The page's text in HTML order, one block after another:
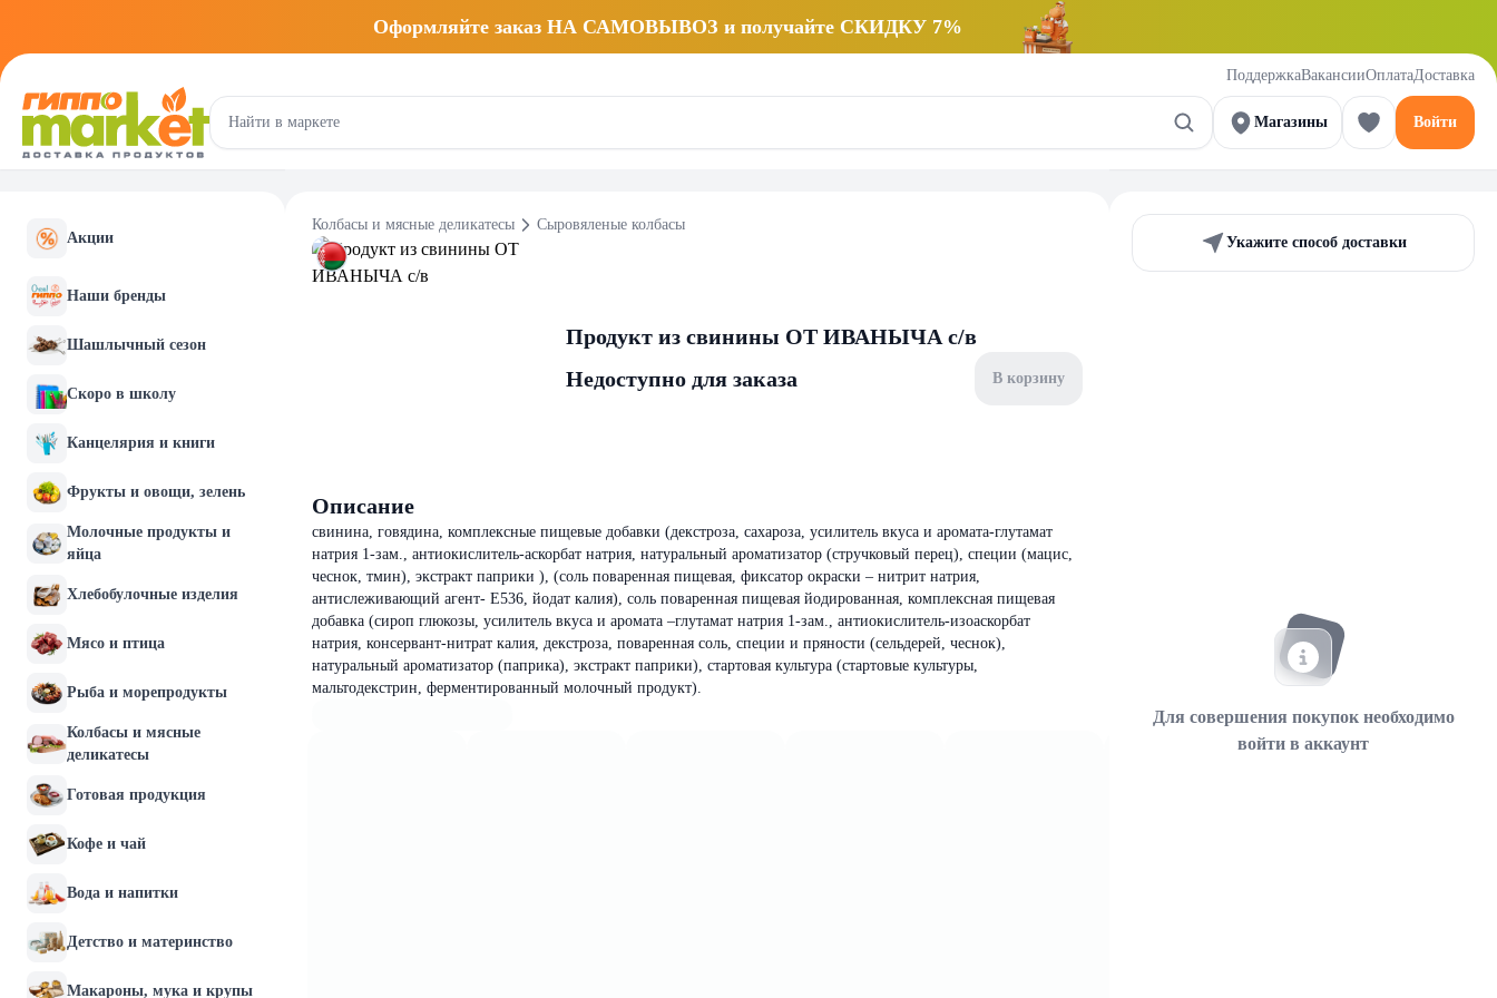
Оформляйте заказ НА САМОВЫВОЗ и получайте СКИДКУ 7%
ПоддержкаВакансииОплатаДоставка
Магазины Войти
Акции
Наши бренды
Шашлычный сезон
Скоро в школу
Канцелярия и книги
Фрукты и овощи, зелень
Молочные продукты и
яйца
Хлебобулочные изделия
Мясо и птица
Рыба и морепродукты
Колбасы и мясные
деликатесы
Готовая продукция
Кофе и чай
Вода и напитки
Детство и материнство
Макароны, мука и крупы
Колбасы и мясные деликатесы Сыровяленые колбасы
Продукт из свинины ОТ ИВАНЫЧА с/в
Недоступно для заказа
В корзину
Описание
свинина, говядина, комплексные пищевые добавки (декстроза, сахароза, усилитель вкуса и аромата-глутамат
натрия 1-зам., антиокислитель-аскорбат натрия, натуральный ароматизатор (стручковый перец), специи (мацис,
чеснок, тмин), экстракт паприки ), (соль поваренная пищевая, фиксатор окраски – нитрит натрия,
антислеживающий агент- Е536, йодат калия), соль поваренная пищевая йодированная, комплексная пищевая
добавка (сироп глюкозы, усилитель вкуса и аромата –глутамат натрия 1-зам., антиокислитель-изоаскорбат
натрия, консервант-нитрат калия, декстроза, поваренная соль, специи и пряности (сельдерей, чеснок),
натуральный ароматизатор (паприка), экстракт паприки), стартовая культура (стартовые культуры,
мальтодекстрин, ферментированный молочный продукт).
Укажите способ доставки
Для совершения покупок необходимо
войти в аккаунт